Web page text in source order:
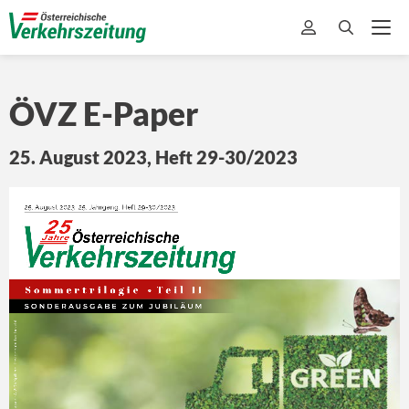
ÖVZ E-Paper
25. August 2023, Heft 29-30/2023
Sommertrilogie • Teil II
SONDERAUSGABE ZUM JUBILÄUM
Erscheinungsort: A-2104 Spillern, Postgebühr bar bezahlt.
25. August 2023, 25. Jahrgang, Heft 29-30/2023
Österreichische
Verkehrszeitung
25
Jahre